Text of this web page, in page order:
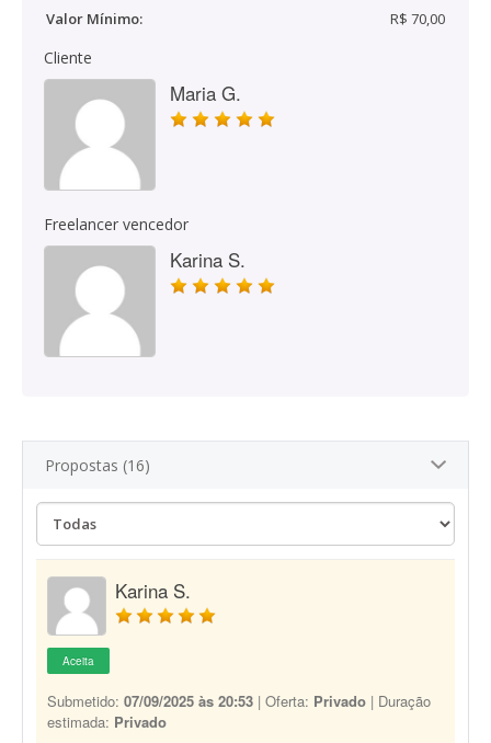
Valor Mínimo:
R$ 70,00
Cliente
Maria G.
Freelancer vencedor
Karina S.
Propostas (16)
Karina S.
Aceita
Submetido: 07/09/2025 às 20:53 | Oferta: Privado | Duração
estimada: Privado